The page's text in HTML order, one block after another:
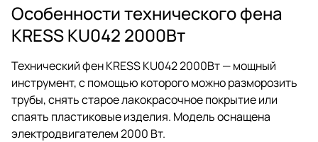
Особенности технического фена
KRESS KU042 2000Вт
Технический фен KRESS KU042 2000Вт — мощный
инструмент, с помощью которого можно разморозить
трубы, снять старое лакокрасочное покрытие или
спаять пластиковые изделия. Модель оснащена
электродвигателем 2000 Вт.